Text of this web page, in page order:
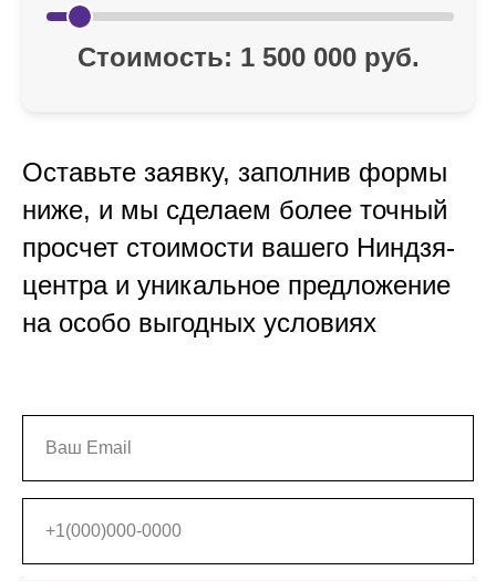
Стоимость: 1 500 000руб.
Оставьте заявку, заполнив формы
ниже, и мы сделаем более точный
просчет стоимости вашего Ниндзя-
центра и уникальное предложение
на особо выгодных условиях